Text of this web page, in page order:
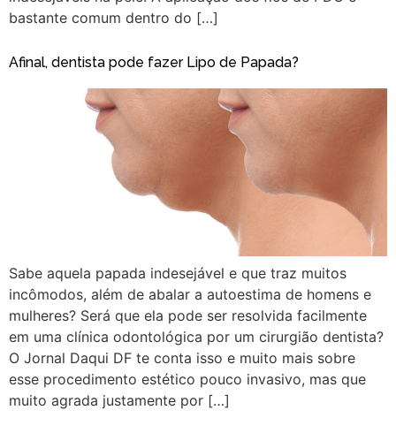
bastante comum dentro do […]
Afinal, dentista pode fazer Lipo de Papada?
Sabe aquela papada indesejável e que traz muitos
incômodos, além de abalar a autoestima de homens e
mulheres? Será que ela pode ser resolvida facilmente
em uma clínica odontológica por um cirurgião dentista?
O Jornal Daqui DF te conta isso e muito mais sobre
esse procedimento estético pouco invasivo, mas que
muito agrada justamente por […]